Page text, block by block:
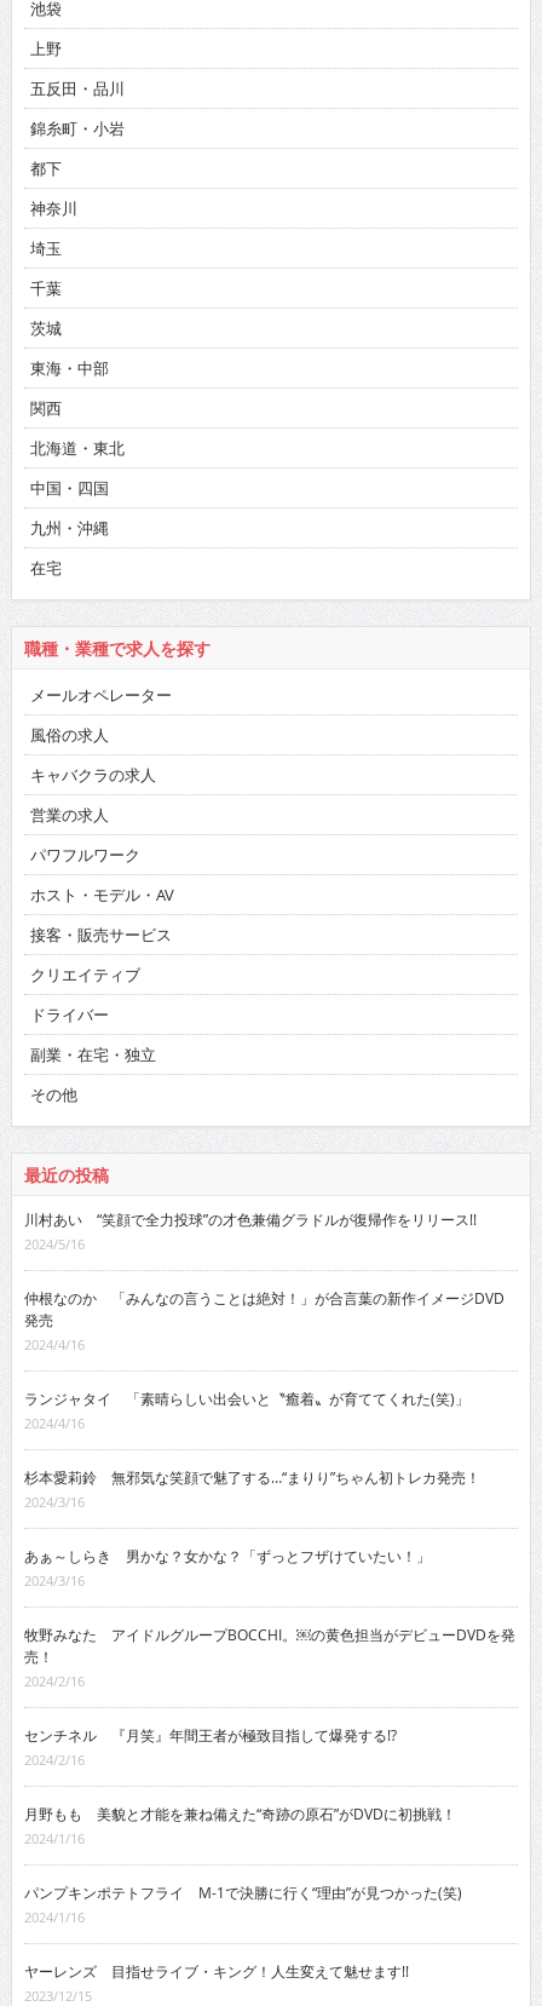
池袋
上野
五反田・品川
錦糸町・小岩
都下
神奈川
埼玉
千葉
茨城
東海・中部
関西
北海道・東北
中国・四国
九州・沖縄
在宅
職種・業種で求人を探す
メールオペレーター
風俗の求人
キャバクラの求人
営業の求人
パワフルワーク
ホスト・モデル・AV
接客・販売サービス
クリエイティブ
ドライバー
副業・在宅・独立
その他
最近の投稿
川村あい “笑顔で全力投球”の才色兼備グラドルが復帰作をリリース!!
2024/5/16
仲根なのか 「みんなの言うことは絶対！」が合言葉の新作イメージDVD
発売
2024/4/16
ランジャタイ 「素晴らしい出会いと〝癒着〟が育ててくれた(笑)」
2024/4/16
杉本愛莉鈴 無邪気な笑顔で魅了する…“まりり”ちゃん初トレカ発売！
2024/3/16
あぁ～しらき 男かな？女かな？「ずっとフザけていたい！」
2024/3/16
牧野みなた アイドルグループBOCCHI。￼の黄色担当がデビューDVDを発
売！
2024/2/16
センチネル 『月笑』年間王者が極致目指して爆発する!?
2024/2/16
月野もも 美貌と才能を兼ね備えた“奇跡の原石”がDVDに初挑戦！
2024/1/16
パンプキンポテトフライ M-1で決勝に行く“理由”が見つかった(笑)
2024/1/16
ヤーレンズ 目指せライブ・キング！人生変えて魅せます!!
2023/12/15